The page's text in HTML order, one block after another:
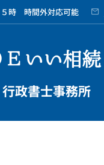
時 時間外対応可能
いい相続
政書士事務所